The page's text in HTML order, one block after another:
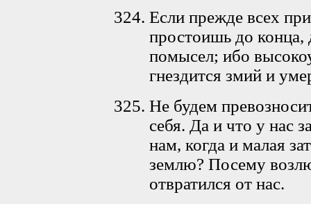
Если прежде всех
простоишь до конца,
помысел; ибо
гнездится змий и
Не будем
себя. Да и что у нас
нам, когда и малая
землю? Посему
отвратился от нас.